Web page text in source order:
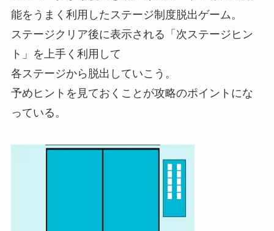
能をうまく利用したステージ制度脱出ゲーム。
ステージクリア後に表示される「次ステージヒン
ト」を上手く利用して
各ステージから脱出していこう。
予めヒントを見ておくことが攻略のポイントにな
っている。